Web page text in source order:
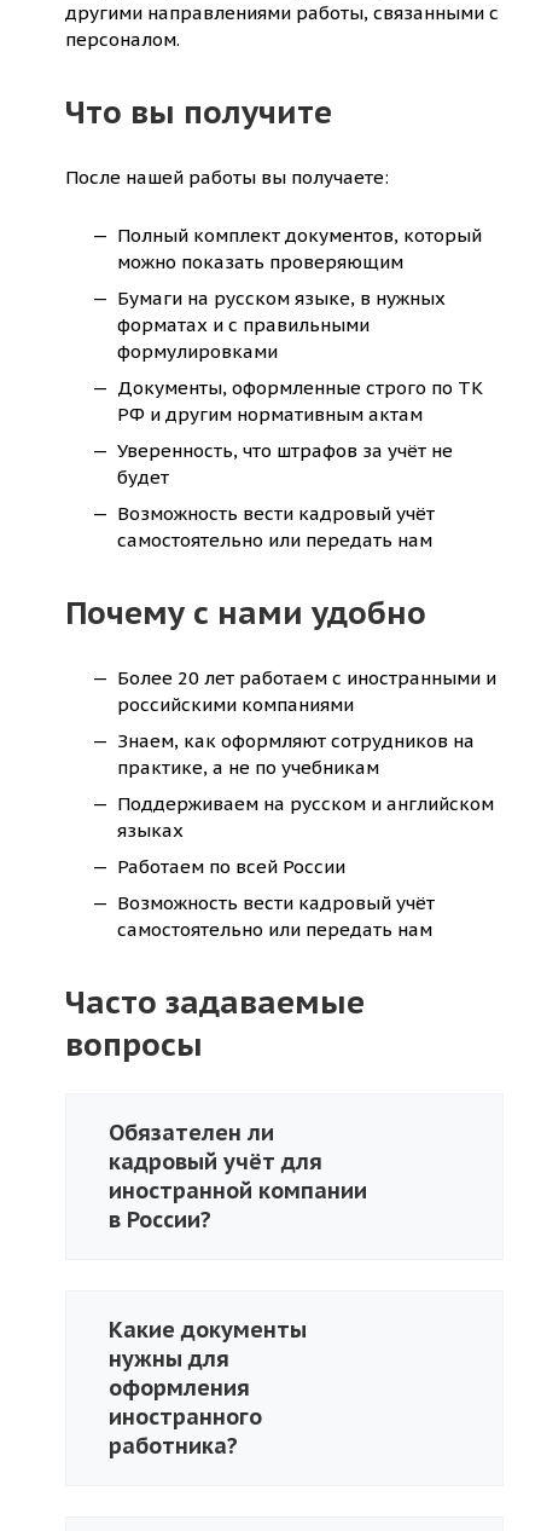
другими направлениями работы, связанными с
персоналом.
Что вы получите
После нашей работы вы получаете:
Полный комплект документов, который
можно показать проверяющим
Бумаги на русском языке, в нужных
форматах и с правильными
формулировками
Документы, оформленные строго по ТК
РФ и другим нормативным актам
Уверенность, что штрафов за учёт не
будет
Возможность вести кадровый учёт
самостоятельно или передать нам
Почему с нами удобно
Более 20 лет работаем с иностранными и
российскими компаниями
Знаем, как оформляют сотрудников на
практике, а не по учебникам
Поддерживаем на русском и английском
языках
Работаем по всей России
Возможность вести кадровый учёт
самостоятельно или передать нам
Часто задаваемые
вопросы
Обязателен ли
кадровый учёт для
иностранной компании
в России?
Какие документы
нужны для
оформления
иностранного
работника?